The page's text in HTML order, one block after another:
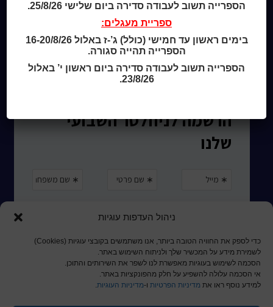
ניהול העדפות עוגיות
כדי לספק את החוויה הטובה ביותר, אנו משתמשים בקובצי עוגיות (Cookies)
לשמירת מידע על המכשיר שלך ולניתוח השימוש באתר.
הסכמה לשימוש בעוגיות מאפשרת לנו לשפר את השירותים והתוכן.
אי הסכמה עלולה להשפיע על חלק מהפונקציות באתר.
למידע נוסף ראו את מדיניות הפרטיות ו-מדיניות העוגיות.
ארכיון ספריית השבוע
מדיניות שימוש בקבצי קוקיז (Cookies Policy)
הספרייה תשוב לעבודה סדירה ביום שלישי 25/8/26.
ספריית מעגלים:
בימים ראשון עד חמישי (כולל) ג’-ז באלול 16-20/8/26
הספרייה תהייה סגורה.
הספרייה תשוב לעבודה סדירה ביום ראשון י’ באלול
23/8/26.